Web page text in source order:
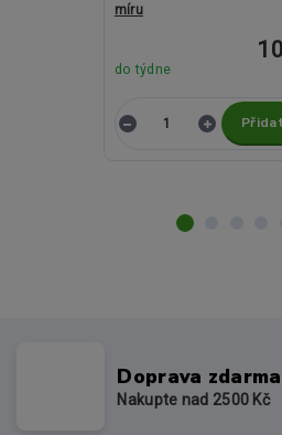
míru
do týdne
Doprava zdarma
Nakupte nad 2500 Kč